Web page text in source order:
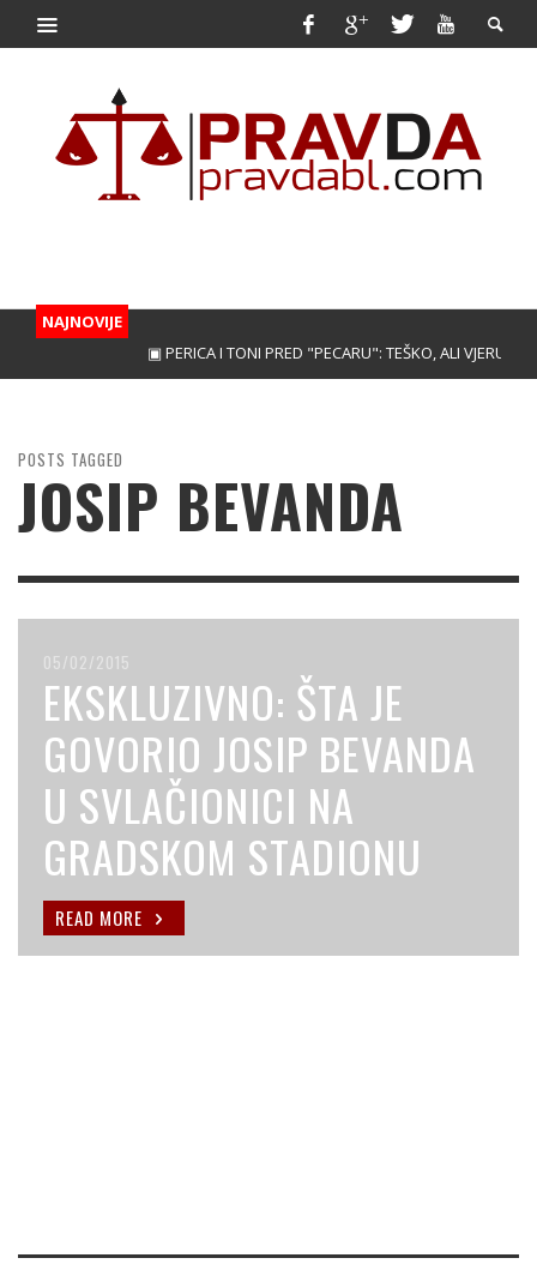
NAJNOVIJE
▣ PERICA I TONI PRED "PECARU": TEŠKO, ALI VJERUJEMO!
POSTS TAGGED
JOSIP BEVANDA
05/02/2015
EKSKLUZIVNO: ŠTA JE
GOVORIO JOSIP BEVANDA
U SVLAČIONICI NA
GRADSKOM STADIONU
READ MORE